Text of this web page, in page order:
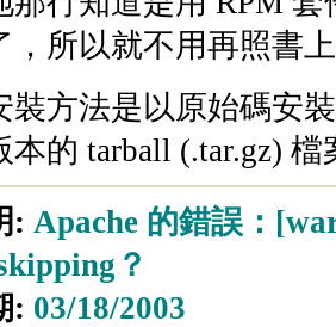
，所以就不用再照書
裝方法是以原始碼安
本的 tarball (.tar.gz)
: Apache 的錯誤：
？
: 03/18/2003